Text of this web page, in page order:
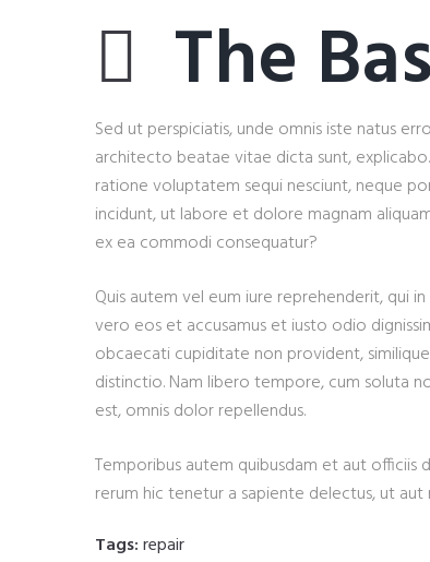
The
Sed ut perspiciatis, unde omnis iste natus
architecto beatae vitae dicta sunt,
ratione voluptatem sequi nesciunt, neque
incidunt, ut labore et dolore magnam
ex ea commodi consequatur?
Quis autem vel eum iure reprehenderit, qui
vero eos et accusamus et iusto odio
obcaecati cupiditate non provident,
distinctio. Nam libero tempore, cum soluta
est, omnis dolor repellendus.
Temporibus autem quibusdam et aut
rerum hic tenetur a sapiente delectus, ut
Tags:repair